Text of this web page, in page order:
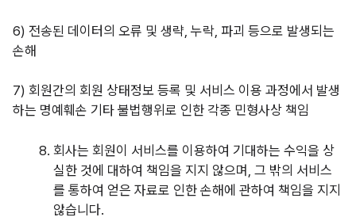
6) 전송된 데이터의 오류 및 생략, 누락, 파괴 등으로 발생되는
손해
7) 회원간의 회원 상태정보 등록 및 서비스 이용 과정에서 발생
하는 명예훼손 기타 불법행위로 인한 각종 민형사상 책임
회사는 회원이 서비스를 이용하여 기대하는 수익을 상
실한 것에 대하여 책임을 지지 않으며, 그 밖의 서비스
를 통하여 얻은 자료로 인한 손해에 관하여 책임을 지지
않습니다.